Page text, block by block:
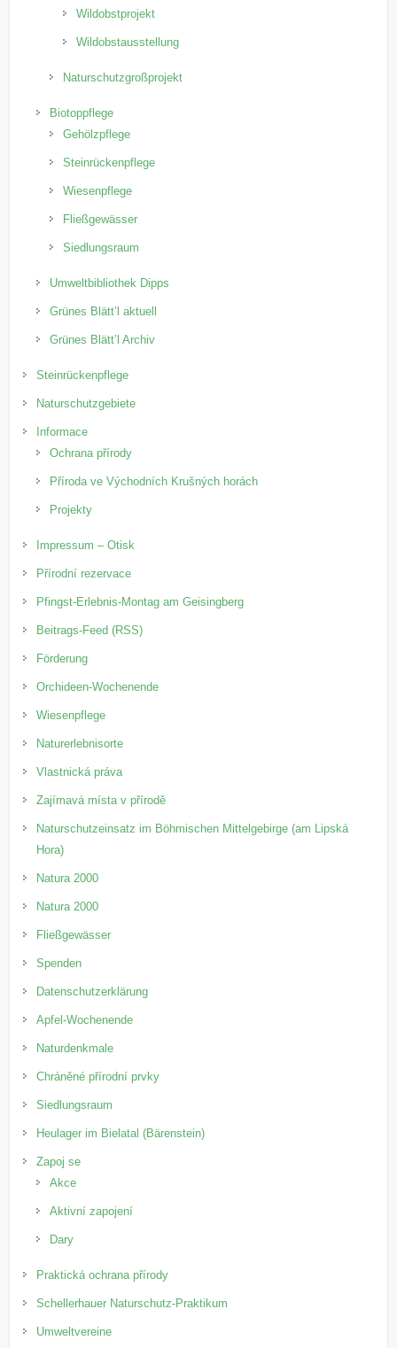
Wildobstprojekt
Wildobstausstellung
Naturschutzgroßprojekt
Biotoppflege
Gehölzpflege
Steinrückenpflege
Wiesenpflege
Fließgewässer
Siedlungsraum
Umweltbibliothek Dipps
Grünes Blätt’l aktuell
Grünes Blätt’l Archiv
Steinrückenpflege
Naturschutzgebiete
Informace
Ochrana přírody
Příroda ve Východních Krušných horách
Projekty
Impressum – Otisk
Přírodní rezervace
Pfingst-Erlebnis-Montag am Geisingberg
Beitrags-Feed (RSS)
Förderung
Orchideen-Wochenende
Wiesenpflege
Naturerlebnisorte
Vlastnická práva
Zajímavá místa v přírodě
Naturschutzeinsatz im Böhmischen Mittelgebirge (am Lipská
Hora)
Natura 2000
Natura 2000
Fließgewässer
Spenden
Datenschutzerklärung
Apfel-Wochenende
Naturdenkmale
Chráněné přírodní prvky
Siedlungsraum
Heulager im Bielatal (Bärenstein)
Zapoj se
Akce
Aktivní zapojení
Dary
Praktická ochrana přírody
Schellerhauer Naturschutz-Praktikum
Umweltvereine